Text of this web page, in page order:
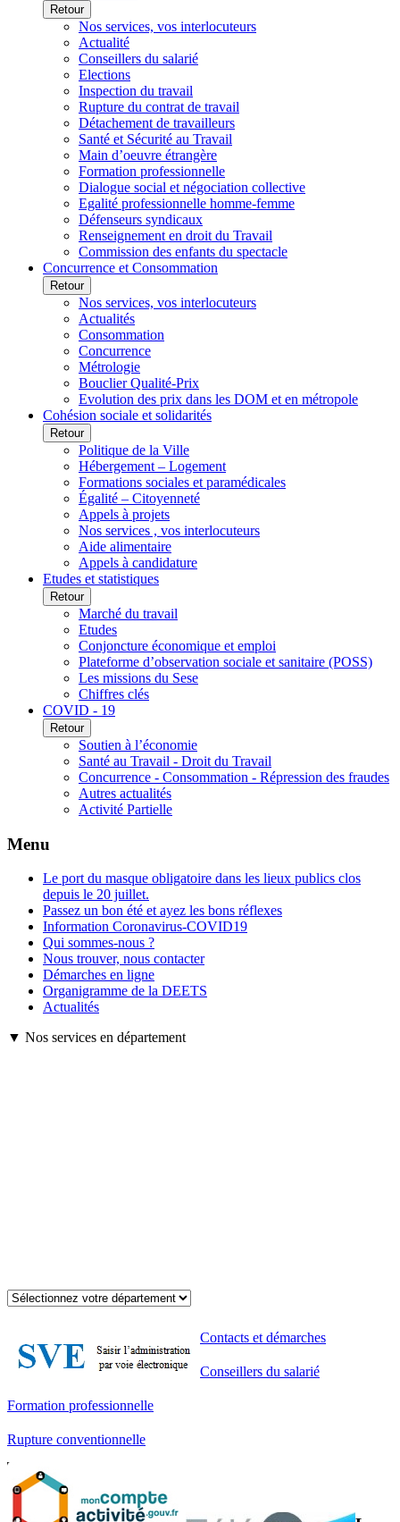
Retour
Nos services, vos interlocuteurs
Actualité
Conseillers du salarié
Elections
Inspection du travail
Rupture du contrat de travail
Détachement de travailleurs
Santé et Sécurité au Travail
Main d’oeuvre étrangère
Formation professionnelle
Dialogue social et négociation collective
Egalité professionnelle homme-femme
Défenseurs syndicaux
Renseignement en droit du Travail
Commission des enfants du spectacle
Concurrence et Consommation
Retour
Nos services, vos interlocuteurs
Actualités
Consommation
Concurrence
Métrologie
Bouclier Qualité-Prix
Evolution des prix dans les DOM et en métropole
Cohésion sociale et solidarités
Retour
Politique de la Ville
Hébergement – Logement
Formations sociales et paramédicales
Égalité – Citoyenneté
Appels à projets
Nos services , vos interlocuteurs
Aide alimentaire
Appels à candidature
Etudes et statistiques
Retour
Marché du travail
Etudes
Conjoncture économique et emploi
Plateforme d’observation sociale et sanitaire (POSS)
Les missions du Sese
Chiffres clés
COVID - 19
Retour
Soutien à l’économie
Santé au Travail - Droit du Travail
Concurrence - Consommation - Répression des fraudes
Autres actualités
Activité Partielle
Menu
Le port du masque obligatoire dans les lieux publics clos
depuis le 20 juillet.
Passez un bon été et ayez les bons réflexes
Information Coronavirus-COVID19
Qui sommes-nous ?
Nous trouver, nous contacter
Démarches en ligne
Organigramme de la DEETS
Actualités
▼ Nos services en département
Contacts et démarches
Conseillers du salarié
Formation professionnelle
Rupture conventionnelle